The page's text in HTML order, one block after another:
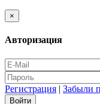
×
Авторизация
Регистрация | Забыли